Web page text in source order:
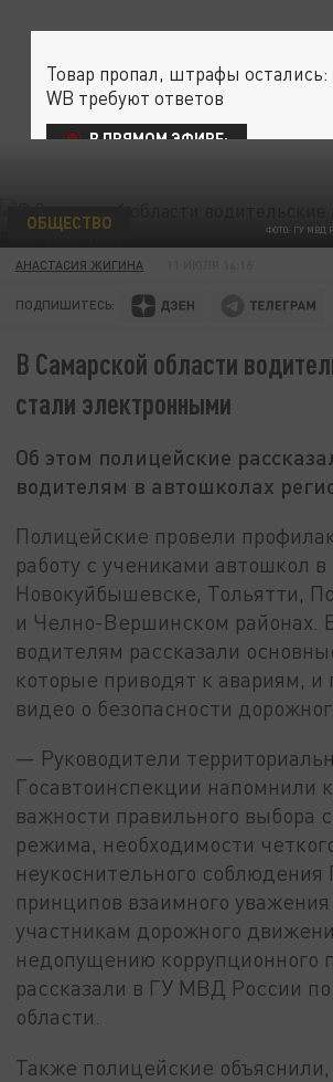
ФОТО: ГУ МВД
ОБЩЕСТВО
АНАСТАСИЯ ЖИГИНА
ПОДПИШИТЕСЬ:
В Самарской области
стали электронными
Об этом полицейские
водителям в автошколах
Полицейские провели
работу с учениками автошкол в
Новокуйбышевске, Тольятти,
и Челно-Вершинском районах.
водителям рассказали
которые приводят к авариям, и
видео о безопасности
— Руководители
Госавтоинспекции напомнили
важности правильного выбора
режима, необходимости
неукоснительного
принципов взаимного
участникам дорожного
недопущению коррупционного
рассказали в ГУ МВД России
области.
Также полицейские объяснили,
Товар пропал, штрафы
WB требуют ответов
В ПРЯМОМ ЭФИРЕ: